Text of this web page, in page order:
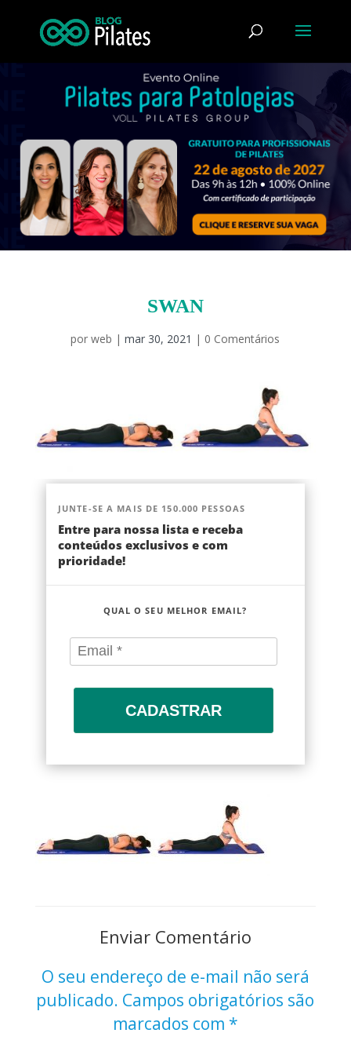
SWAN
porweb |mar 30, 2021 | 0 Comentários
JUNTE-SE A MAIS DE 150.000 PESSOAS
Entre para nossa lista e receba
conteúdos exclusivos e com
prioridade!
QUAL O SEU MELHOR EMAIL?
CADASTRAR
Enviar Comentário
O seu endereço de e-mail não será
publicado. Campos obrigatórios são
marcados com *